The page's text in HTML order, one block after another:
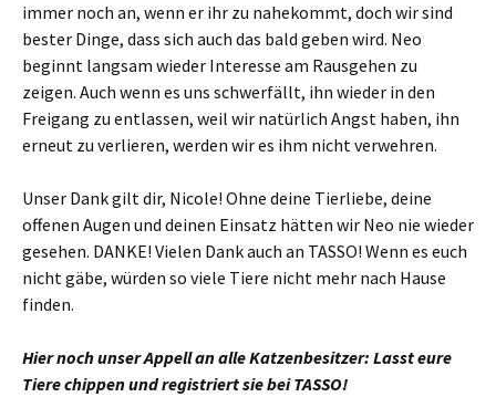
immer noch an, wenn er ihr zu nahekommt, doch wir sind
bester Dinge, dass sich auch das bald geben wird. Neo
beginnt langsam wieder Interesse am Rausgehen zu
zeigen. Auch wenn es uns schwerfällt, ihn wieder in den
Freigang zu entlassen, weil wir natürlich Angst haben, ihn
erneut zu verlieren, werden wir es ihm nicht verwehren.
Unser Dank gilt dir, Nicole! Ohne deine Tierliebe, deine
offenen Augen und deinen Einsatz hätten wir Neo nie wieder
gesehen. DANKE! Vielen Dank auch an TASSO! Wenn es euch
nicht gäbe, würden so viele Tiere nicht mehr nach Hause
finden.
Hier noch unser Appell an alle Katzenbesitzer: Lasst eure
Tiere chippen und registriert sie bei TASSO!